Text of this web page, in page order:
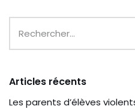
Articles récents
Les parents d’élèves